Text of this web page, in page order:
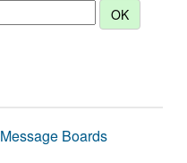
Message Boards